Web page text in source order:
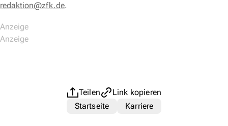
redaktion@zfk.de.
Teilen
Link kopieren
Startseite
Karriere